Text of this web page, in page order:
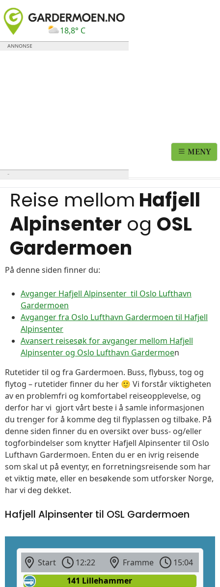
18,8° C
MENY
Reise mellom Hafjell
Alpinsenter og OSL
Gardermoen
På denne siden finner du:
Avganger Hafjell Alpinsenter til Oslo Lufthavn
Gardermoen
Avganger fra Oslo Lufthavn Gardermoen til Hafjell
Alpinsenter
Avansert reisesøk for avganger mellom Hafjell
Alpinsenter og Oslo Lufthavn Gardermoen
Rutetider til og fra Gardermoen. Buss, flybuss, tog og
flytog – rutetider finner du her 🙂 Vi forstår viktigheten
av en problemfri og komfortabel reiseopplevelse, og
derfor har vi gjort vårt beste i å samle informasjonen
du trenger for å komme deg til flyplassen og tilbake. På
denne siden finner du en oversikt over buss- og/eller
togforbindelser som knytter Hafjell Alpinsenter til Oslo
Lufthavn Gardermoen. Enten du er en ivrig reisende
som skal ut på eventyr, en forretningsreisende som har
et viktig møte, eller en besøkende som utforsker Norge,
har vi deg dekket.
Hafjell Alpinsenter til OSL Gardermoen
Start 12:22 Framme
15:04
141 Lillehammer